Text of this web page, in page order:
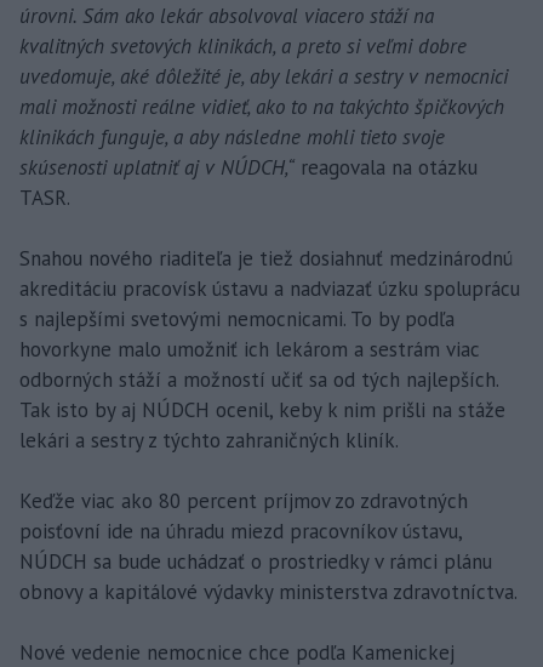
úrovni. Sám ako lekár absolvoval viacero stáží na
kvalitných svetových klinikách, a preto si veľmi dobre
uvedomuje, aké dôležité je, aby lekári a sestry v nemocnici
mali možnosti reálne vidieť, ako to na takýchto špičkových
klinikách funguje, a aby následne mohli tieto svoje
skúsenosti uplatniť aj v NÚDCH,“ reagovala na otázku
TASR.
Snahou nového riaditeľa je tiež dosiahnuť medzinárodnú
akreditáciu pracovísk ústavu a nadviazať úzku spoluprácu
s najlepšími svetovými nemocnicami. To by podľa
hovorkyne malo umožniť ich lekárom a sestrám viac
odborných stáží a možností učiť sa od tých najlepších.
Tak isto by aj NÚDCH ocenil, keby k nim prišli na stáže
lekári a sestry z týchto zahraničných kliník.
Keďže viac ako 80 percent príjmov zo zdravotných
poisťovní ide na úhradu miezd pracovníkov ústavu,
NÚDCH sa bude uchádzať o prostriedky v rámci plánu
obnovy a kapitálové výdavky ministerstva zdravotníctva.
Nové vedenie nemocnice chce podľa Kamenickej